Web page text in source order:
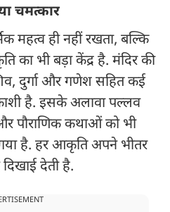
चमत्कार
महत्व ही नहीं रखता, बल्कि
का भी बड़ा केंद्र है. मंदिर की
दुर्गा और गणेश सहित कई
है. इसके अलावा पल्लव
पौराणिक कथाओं को भी
है. हर आकृति अपने भीतर
देती है.